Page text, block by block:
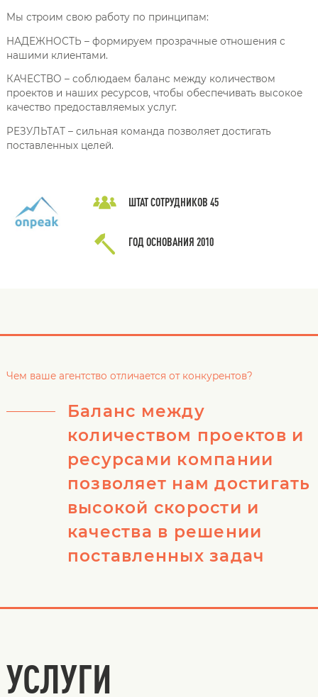
Мы строим свою работу по принципам:
НАДЕЖНОСТЬ – формируем прозрачные отношения с
нашими клиентами.
КАЧЕСТВО – соблюдаем баланс между количеством
проектов и наших ресурсов, чтобы обеспечивать высокое
качество предоставляемых услуг.
РЕЗУЛЬТАТ – сильная команда позволяет достигать
поставленных целей.
ШТАТ СОТРУДНИКОВ 45
ГОД ОСНОВАНИЯ 2010
Чем ваше агентство отличается от конкурентов?
Баланс между
количеством проектов и
ресурсами компании
позволяет нам достигать
высокой скорости и
качества в решении
поставленных задач
УСЛУГИ